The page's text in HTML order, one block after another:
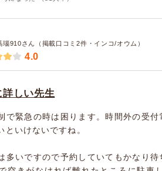
瑙910さん（掲載口コミ2件・インコ/オウム）
4.0
しい先生
で緊急の時は困ります。時間外の受
といけないですね。
多いですので予約していてもかなり